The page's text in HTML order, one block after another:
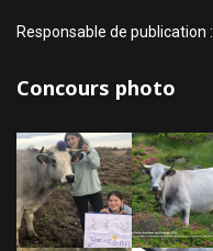
Responsable de
Concours photo